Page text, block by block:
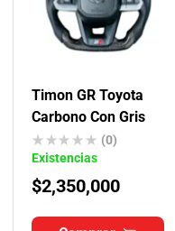
Timon GR Toyota
Carbono Con Gris
(0)
Existencias
$2,350,000